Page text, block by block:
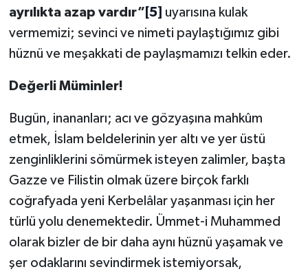
ayrılıkta azap vardır” [5] uyarısına kulak
vermemizi; sevinci ve nimeti paylaştığımız gibi
hüznü ve meşakkati de paylaşmamızı telkin eder.
Değerli Müminler!
Bugün, inananları; acı ve gözyaşına mahkûm
etmek, İslam beldelerinin yer altı ve yer üstü
zenginliklerini sömürmek isteyen zalimler, başta
Gazze ve Filistin olmak üzere birçok farklı
coğrafyada yeni Kerbelâlar yaşanması için her
türlü yolu denemektedir. Ümmet-i Muhammed
olarak bizler de bir daha aynı hüznü yaşamak ve
şer odaklarını sevindirmek istemiyorsak,
Isparta Müftülüğü
İstanbul Müftülüğü
İzmir Müftülüğü
Kahramanmaraş Müftülüğü
Karabük Müftülüğü
Karaman Müftülüğü
Kars Müftülüğü